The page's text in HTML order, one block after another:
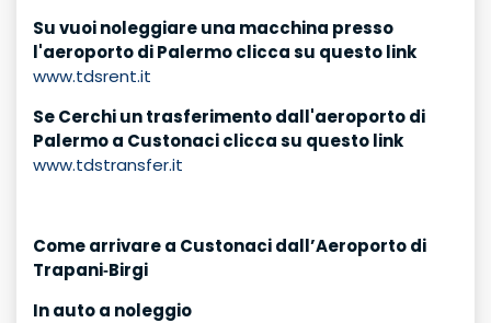
Su vuoi noleggiare una macchina presso
l'aeroporto di Palermo clicca su questo link
www.tdsrent.it
Se Cerchi un trasferimento dall'aeroporto di
Palermo a Custonaci clicca su questo link
www.tdstransfer.it
Come arrivare a Custonaci dall’Aeroporto di
Trapani‑Birgi
In auto a noleggio